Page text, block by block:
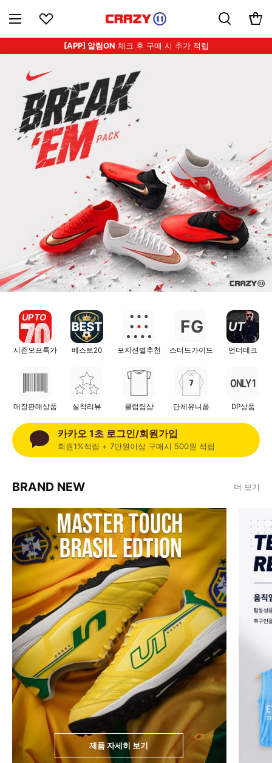
[APP] 알림ON 체크 후 구매 시 추가 적립
UP TO
시즌오프특가 베스트20 포지션별추천
FG
스터드가이드
UT
언더테크
매장판매상품 실착리뷰 클럽팀샵 단체유니폼
ONLY 1
DP상품
카카오 1초 로그인/회원가입
회원1%적립 + 7만원이상 구매시 500원 적립
BRAND NEW 더 보기
제품 자세히 보기